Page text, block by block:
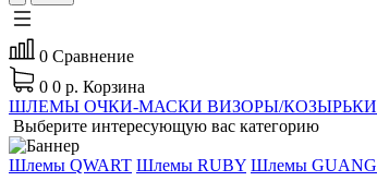
0 Сравнение
0 0 р. Корзина
ШЛЕМЫ ОЧКИ-МАСКИ ВИЗОРЫ/КОЗЫРЬКИ
Выберите интересующую вас категорию
Шлемы QWART Шлемы RUBY Шлемы GUANG